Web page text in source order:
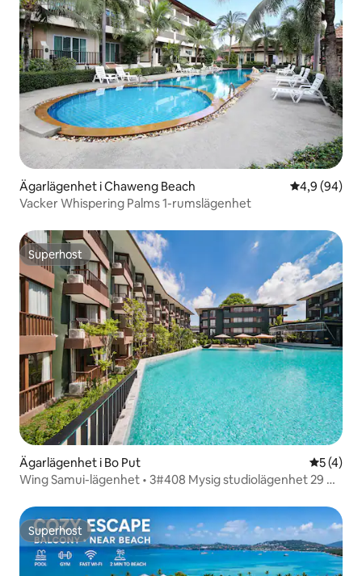
Ägarlägenhet i Chaweng Beach 4,9 av 5 i
4,9 (94)
Vacker Whispering Palms 1-rumslägenhet
Superhost
Superhost
Ägarlägenhet i Bo Put 5 av 5 i
5 (4)
Wing Samui-lägenhet • 3#408 Mysig studiolägenhet 29 m²
Superhost
Superhost